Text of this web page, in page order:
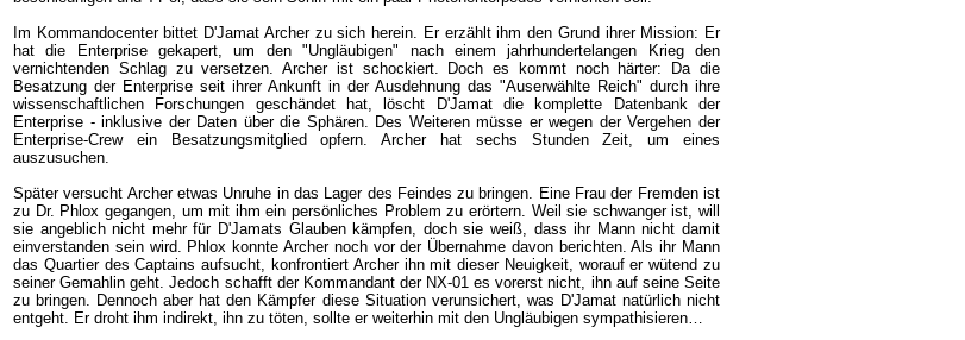
Im Kommandocenter bittet D'Jamat Archer zu sich herein. Er erzählt ihm den Grund ihrer Mission: Er
hat die Enterprise gekapert, um den "Ungläubigen" nach einem jahrhundertelangen Krieg den
vernichtenden Schlag zu versetzen. Archer ist schockiert. Doch es kommt noch härter: Da die
Besatzung der Enterprise seit ihrer Ankunft in der Ausdehnung das "Auserwählte Reich" durch ihre
wissenschaftlichen Forschungen geschändet hat, löscht D'Jamat die komplette Datenbank der
Enterprise - inklusive der Daten über die Sphären. Des Weiteren müsse er wegen der Vergehen der
Enterprise-Crew ein Besatzungsmitglied opfern. Archer hat sechs Stunden Zeit, um eines
auszusuchen.
Später versucht Archer etwas Unruhe in das Lager des Feindes zu bringen. Eine Frau der Fremden ist
zu Dr. Phlox gegangen, um mit ihm ein persönliches Problem zu erörtern. Weil sie schwanger ist, will
sie angeblich nicht mehr für D'Jamats Glauben kämpfen, doch sie weiß, dass ihr Mann nicht damit
einverstanden sein wird. Phlox konnte Archer noch vor der Übernahme davon berichten. Als ihr Mann
das Quartier des Captains aufsucht, konfrontiert Archer ihn mit dieser Neuigkeit, worauf er wütend zu
seiner Gemahlin geht. Jedoch schafft der Kommandant der NX-01 es vorerst nicht, ihn auf seine Seite
zu bringen. Dennoch aber hat den Kämpfer diese Situation verunsichert, was D'Jamat natürlich nicht
entgeht. Er droht ihm indirekt, ihn zu töten, sollte er weiterhin mit den Ungläubigen sympathisieren…